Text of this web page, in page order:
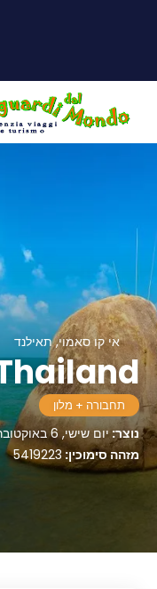
אי קו סאמוי, תאילנד
תחבורה + מלון
נוצר:יום שישי, 6 באוקטובר 2023
מזהה סימוכין: 5419223